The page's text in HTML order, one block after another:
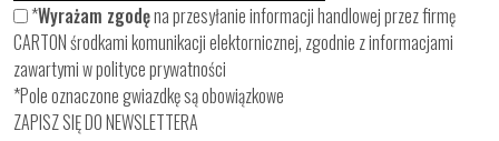
*Wyrażam zgodęna przesyłanie informacji handlowej przez firmę
CARTON środkami komunikacji elektornicznej, zgodnie z informacjami
zawartymi wpolityce prywatności
*Pole oznaczone gwiazdkę są obowiązkowe
ZAPISZ SIĘ DO NEWSLETTERA